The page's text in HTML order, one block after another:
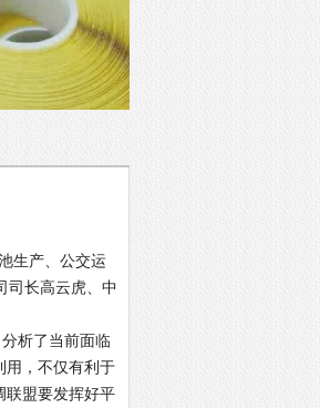
生产、公交运
司长高云虎、中
析了当前面临
用，不仅有利于
联盟要发挥好平